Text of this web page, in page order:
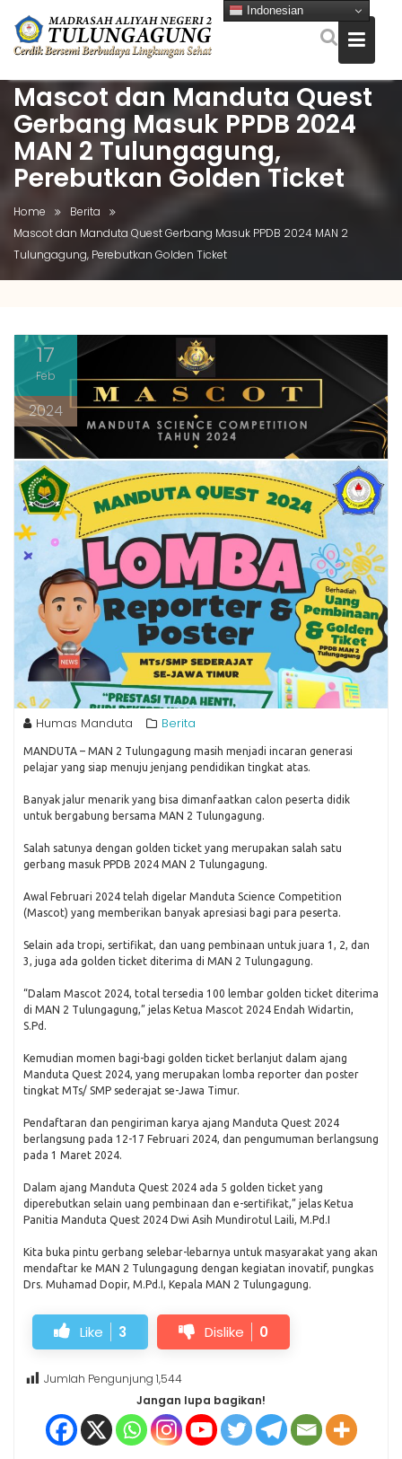
Skip
content
Mascot dan Manduta Quest
Gerbang Masuk PPDB 2024
MAN 2 Tulungagung,
Perebutkan Golden Ticket
Home
Berita
Mascot dan Manduta Quest Gerbang Masuk PPDB 2024 MAN 2
Tulungagung, Perebutkan Golden Ticket
17
Feb
2024
Humas Manduta Berita
MANDUTA – MAN 2 Tulungagung masih menjadi incaran generasi
pelajar yang siap menuju jenjang pendidikan tingkat atas.
Banyak jalur menarik yang bisa dimanfaatkan calon peserta didik
untuk bergabung bersama MAN 2 Tulungagung.
Salah satunya dengan golden ticket yang merupakan salah satu
gerbang masuk PPDB 2024 MAN 2 Tulungagung.
Awal Februari 2024 telah digelar Manduta Science Competition
(Mascot) yang memberikan banyak apresiasi bagi para peserta.
Selain ada tropi, sertifikat, dan uang pembinaan untuk juara 1, 2, dan
3, juga ada golden ticket diterima di MAN 2 Tulungagung.
“Dalam Mascot 2024, total tersedia 100 lembar golden ticket diterima
di MAN 2 Tulungagung,” jelas Ketua Mascot 2024 Endah Widartin,
S.Pd.
Kemudian momen bagi-bagi golden ticket berlanjut dalam ajang
Manduta Quest 2024, yang merupakan lomba reporter dan poster
tingkat MTs/ SMP sederajat se-Jawa Timur.
Pendaftaran dan pengiriman karya ajang Manduta Quest 2024
berlangsung pada 12-17 Februari 2024, dan pengumuman berlangsung
pada 1 Maret 2024.
Dalam ajang Manduta Quest 2024 ada 5 golden ticket yang
diperebutkan selain uang pembinaan dan e-sertifikat,” jelas Ketua
Panitia Manduta Quest 2024 Dwi Asih Mundirotul Laili, M.Pd.I
Kita buka pintu gerbang selebar-lebarnya untuk masyarakat yang akan
mendaftar ke MAN 2 Tulungagung dengan kegiatan inovatif, pungkas
Drs. Muhamad Dopir, M.Pd.I, Kepala MAN 2 Tulungagung.
Like 3 Dislike 0
Jumlah Pengunjung 1,544
Jangan lupa bagikan!
Indonesian